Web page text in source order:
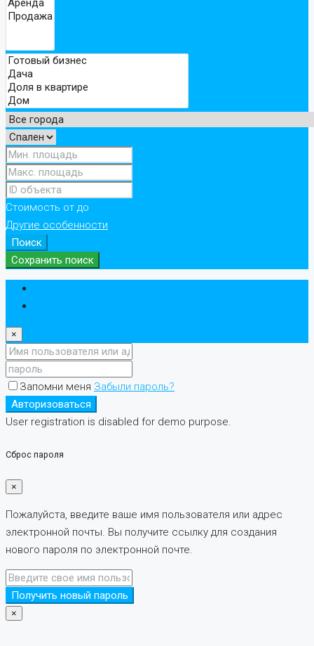
Стоимость от до
Другие особенности
Поиск
Сохранить поиск
×
Запомни меня Забыли пароль?
Авторизоваться
User registration is disabled for demo purpose.
Сброс пароля
×
Пожалуйста, введите ваше имя пользователя или адрес
электронной почты. Вы получите ссылку для создания
нового пароля по электронной почте.
Получить новый пароль
×